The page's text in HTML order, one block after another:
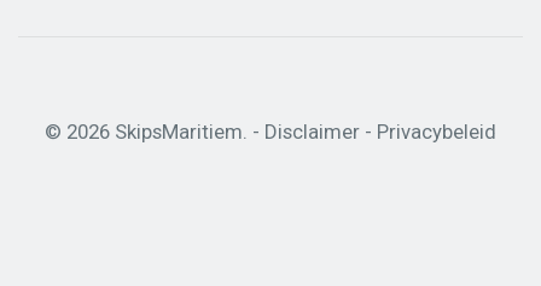
© 2026 SkipsMaritiem. - Disclaimer - Privacybeleid